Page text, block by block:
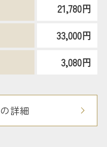
21,780円
33,000円
3,080円
詳細